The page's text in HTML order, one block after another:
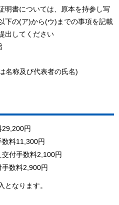
明書については、原本を持参し写
下の(ア)から(ウ)までの事項を記載
出してください
名称及び代表者の氏名)
29,200円
料11,300円
付手数料2,100円
数料2,900円
となります。